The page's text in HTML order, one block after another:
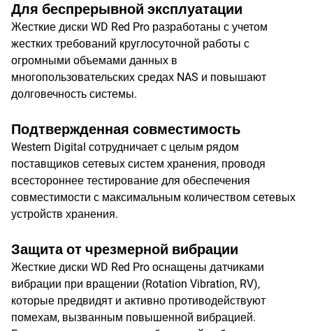
Для беспрерывной эксплуатации
Жесткие диски WD Red Pro разработаны с учетом
жестких требований круглосуточной работы с
огромными объемами данных в
многопользовательских средах NAS и повышают
долговечность системы.
Подтвержденная совместимость
Western Digital сотрудничает с целым рядом
поставщиков сетевых систем хранения, проводя
всестороннее тестирование для обеспечения
совместимости с максимальным количеством сетевых
устройств хранения.
Защита от чрезмерной вибрации
Жесткие диски WD Red Pro оснащены датчиками
вибрации при вращении (Rotation Vibration, RV),
которые предвидят и активно противодействуют
помехам, вызванным повышенной вибрацией.